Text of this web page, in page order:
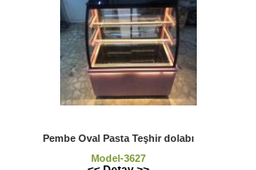
Pembe Oval Pasta Teşhir dolabı
Model-3627